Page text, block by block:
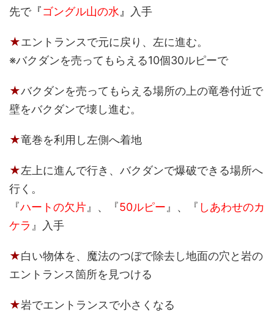
先で『ゴングル山の水 』 入手
★エントランスで元に戻り、左に進む。
※バクダンを売ってもらえる10個30ルピーで
★バクダンを売ってもらえる場所の上の竜巻付近で
壁をバクダンで壊し進む。
★竜巻を利用し左側へ着地
★左上に進んで行き、バクダンで爆破できる場所へ
行く。
『ハートの欠片 』 、 『50ルピー 』 、 『 しあわせのカ
ケラ 』入手
★白い物体を、魔法のつぼで除去し地面の穴と岩の
エントランス箇所を見つける
★岩でエントランスで小さくなる